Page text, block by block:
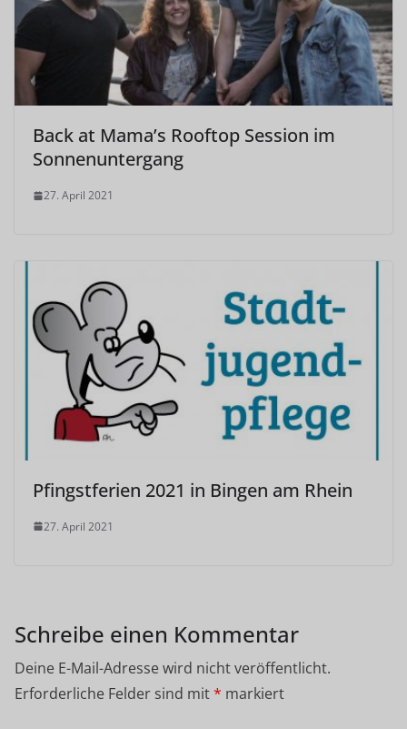
Back at Mama’s Rooftop Session im
Sonnenuntergang
27. April 2021
Pfingstferien 2021 in Bingen am Rhein
27. April 2021
Schreibe einen Kommentar
Deine E-Mail-Adresse wird nicht veröffentlicht.
Erforderliche Felder sind mit* markiert